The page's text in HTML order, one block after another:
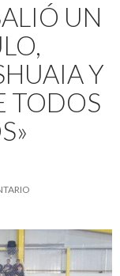
UN
Y
TODOS